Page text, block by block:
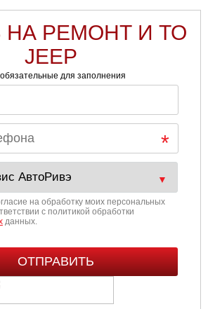
НА РЕМОНТ И ТО
JEEP
для заполнения
на обработку моих персональных
с политикой обработки
данных.